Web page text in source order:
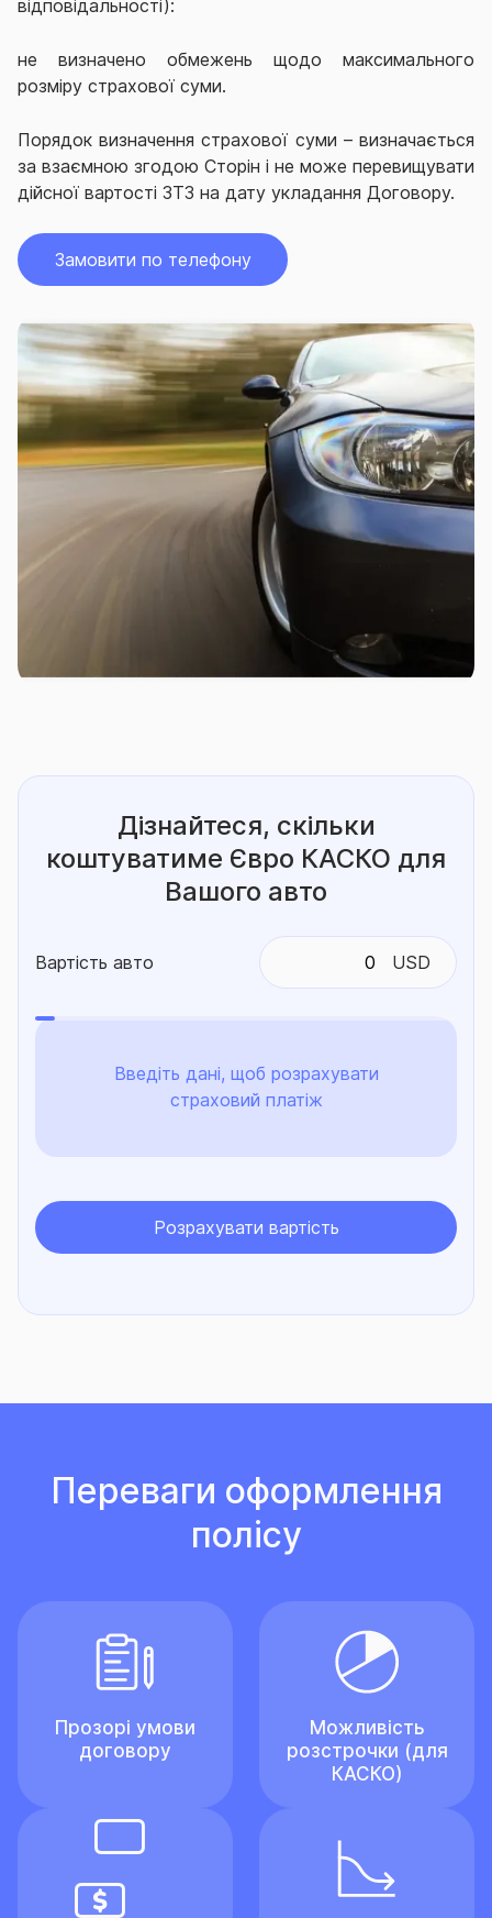
відповідальності):
не визначено обмежень щодо максимального
розміру страхової суми.
Порядок визначення страхової суми – визначається
за взаємною згодою Сторін і не може перевищувати
дійсної вартості ЗТЗ на дату укладання Договору.
Замовити по телефону
Дізнайтеся, скільки
коштуватиме Євро КАСКО для
Вашого авто
Вартість авто USD
Введіть дані, щоб розрахувати
страховий платіж
Розрахувати вартість
Переваги оформлення
полісу
Прозорі умови
договору
Можливість
розстрочки (для
КАСКО)